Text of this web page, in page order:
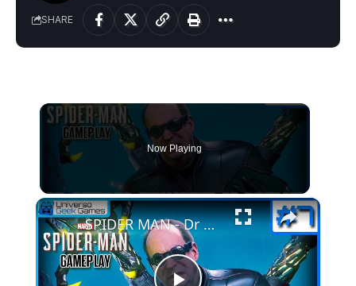
SHARE
Now Playing
×
SPIDER MAN - Dr Octopus finalmente se revela!!! - Gameplay no PC 4K 60fps #parte7 #gaming